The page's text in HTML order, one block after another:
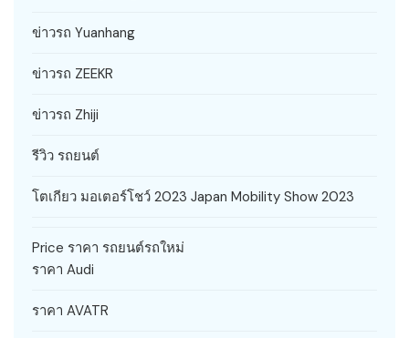
ข่าวรถ Yuanhang
ข่าวรถ ZEEKR
ข่าวรถ Zhiji
รีวิว รถยนต์
โตเกียว มอเตอร์โชว์ 2023 Japan Mobility Show 2023
Price ราคา รถยนต์รถใหม่
ราคา Audi
ราคา AVATR